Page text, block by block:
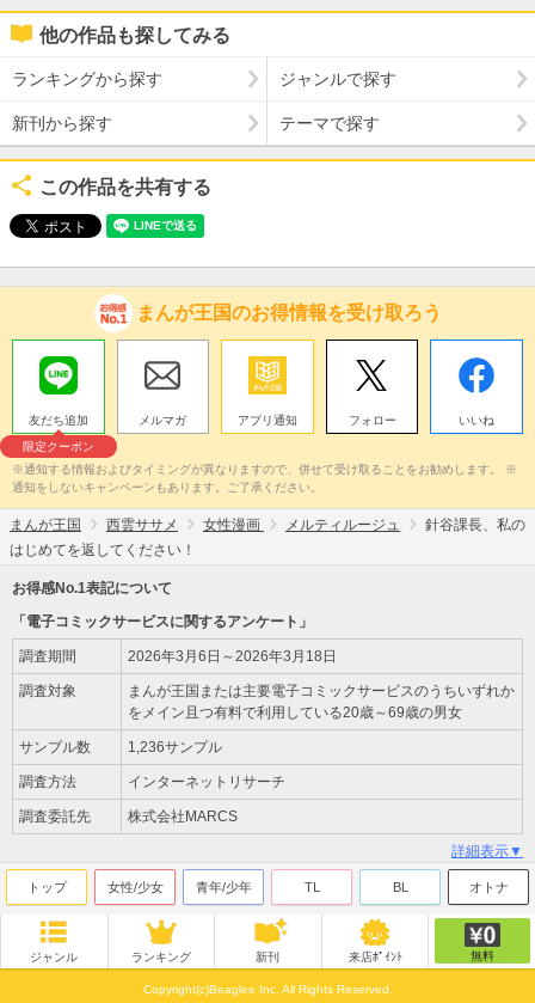
他の作品も探してみる
ランキングから探す ジャンルで探す
新刊から探す テーマで探す
この作品を共有する
まんが王国のお得情報を受け取ろう
友だち追加
限定クーポン
メルマガ アプリ通知 フォロー いいね
※通知する情報およびタイミングが異なりますので、併せて受け取ることをお勧めします。 ※
通知をしないキャンペーンもあります。ご了承ください。
まんが王国 西雲ササメ 女性漫画 メルティルージュ
針谷課長、私の
はじめてを返してください！
お得感No.1表記について
「電子コミックサービスに関するアンケート」
調査期間 2026年3月6日～2026年3月18日
調査対象
まんが王国または主要電子コミックサービスのうちいずれか
をメイン且つ有料で利用している20歳～69歳の男女
サンプル数 1,236サンプル
調査方法 インターネットリサーチ
調査委託先 株式会社MARCS
詳細表示▼
トップ 女性/少女 青年/少年 TL BL オトナ
ジャンル ランキング 新刊 来店ﾎﾟｲﾝﾄ 無料
Copyright(c)Beaglee Inc. All Rights Reserved.